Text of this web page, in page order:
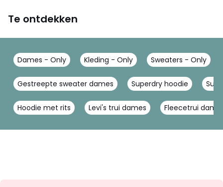
Te ontdekken
Dames - Only Kleding - Only Sweaters - Only
Gestreepte sweater dames Superdry hoodie
Hoodie met rits Levi's trui dames Fleecetrui